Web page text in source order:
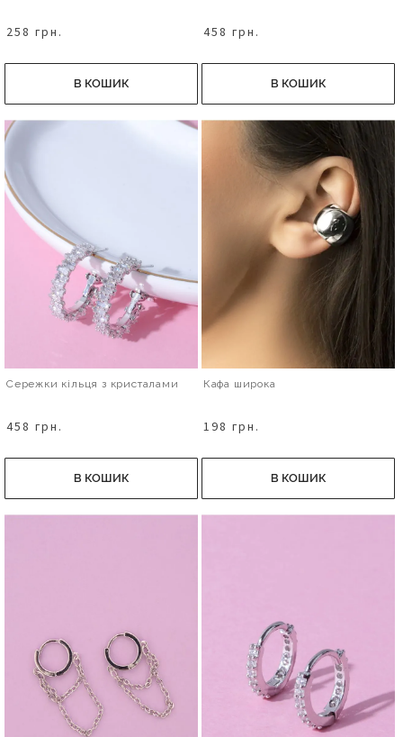
258 грн.
В КОШИК
458 грн.
В КОШИК
Сережки кільця з кристалами
458 грн.
В КОШИК
Кафа широка
198 грн.
В КОШИК